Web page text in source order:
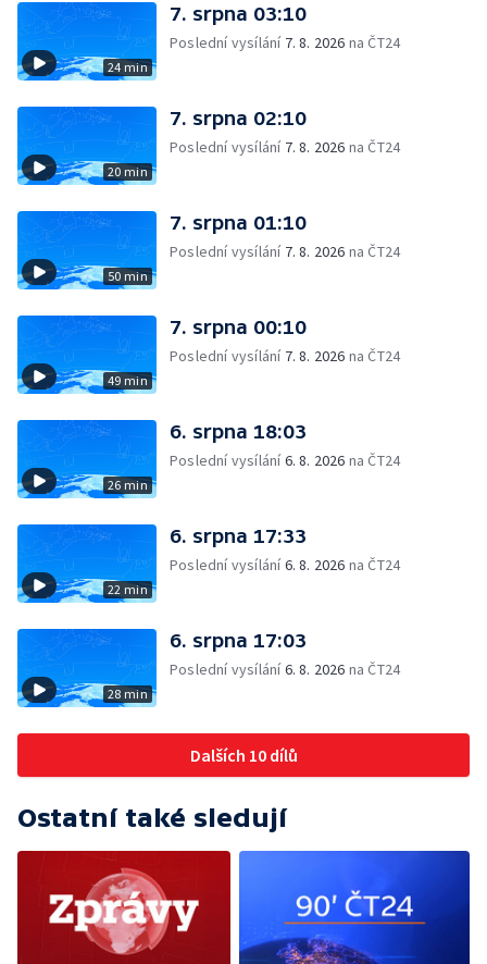
24 min
7. srpna 03:10
Poslední vysílání 7. 8. 2026 na ČT24
20 min
7. srpna 02:10
Poslední vysílání 7. 8. 2026 na ČT24
50 min
7. srpna 01:10
Poslední vysílání 7. 8. 2026 na ČT24
49 min
7. srpna 00:10
Poslední vysílání 7. 8. 2026 na ČT24
26 min
6. srpna 18:03
Poslední vysílání6. 8. 2026 na ČT24
22 min
6. srpna 17:33
Poslední vysílání6. 8. 2026 na ČT24
28 min
6. srpna 17:03
Poslední vysílání6. 8. 2026 na ČT24
Dalších 10 dílů
Ostatní také sledují